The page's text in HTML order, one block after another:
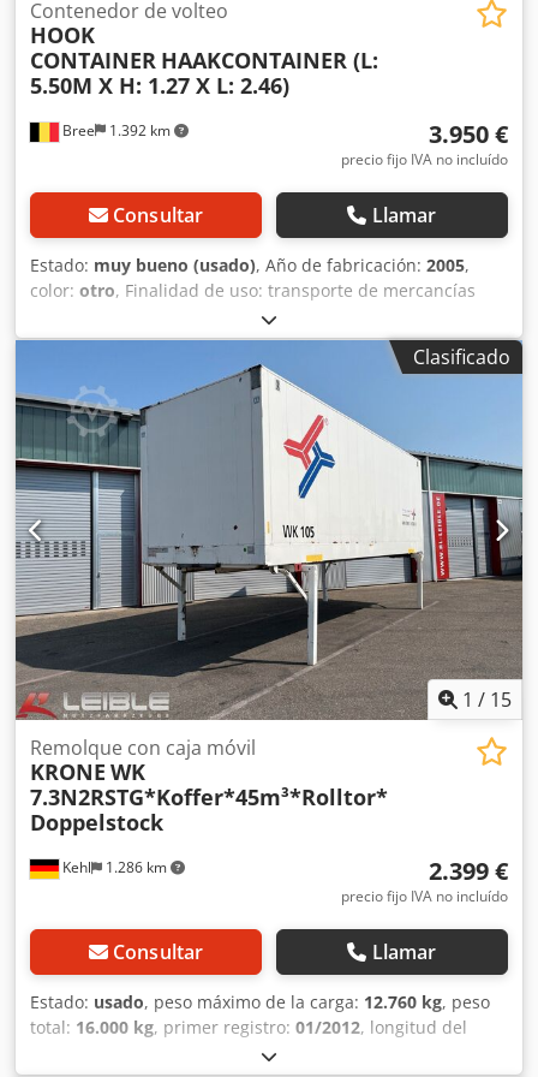
y 2 lavabos Nota: suelo dañado, usado, abolladuras en las
paredes exteriores Ubicación: 97828 Altfeld, cerca de
Marktheidenfeld Disponible de inmediato
Bree 1.392 km
Contenedor de volteo
HOOK
CONTAINER HAAKCONTAINER (L:
5.50M X H: 1.27 X L: 2.46)
3.950 €
precio fijo IVA no incluído
Consultar Llamar
Estado: muy bueno (usado), Año de fabricación: 2005,
color: otro, Finalidad de uso: transporte de mercancías
Crsdpfx Akjzr If Nekef Estado técnico: muy bueno Estado
estético: muy bueno
Clasificado
1 / 15
Kehl 1.286 km
Remolque con caja móvil
KRONE WK
7.3N2RSTG*Koffer*45m³*Rolltor*
Doppelstock
2.399 €
precio fijo IVA no incluído
Consultar Llamar
Estado: usado, peso máximo de la carga: 12.760 kg, peso
total: 16.000 kg, primer registro: 01/2012, longitud del
, anchura del espacio de